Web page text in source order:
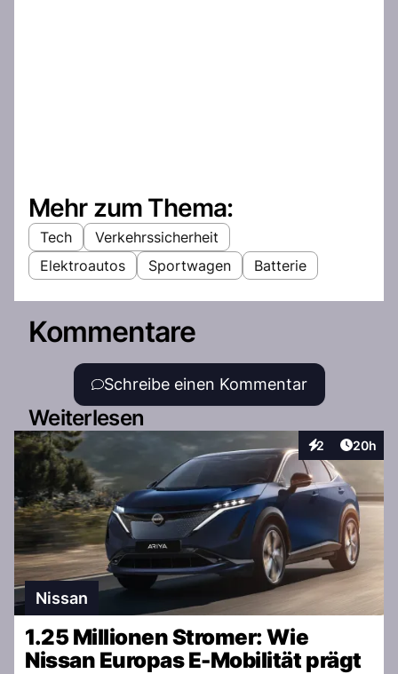
Mehr zum Thema:
Tech
Verkehrssicherheit
Elektroautos
Sportwagen Batterie
Kommentare
Schreibe einen Kommentar
Weiterlesen
2
Interaktionen
Artikel
20h
Nissan
1.25 Millionen Stromer: Wie
Nissan Europas E-Mobilität prägt